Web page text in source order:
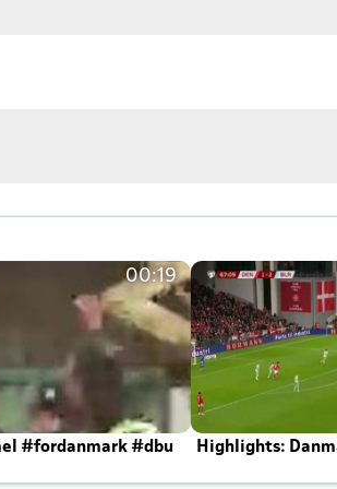
00:19
#fordanmark #dbu
Highlights: